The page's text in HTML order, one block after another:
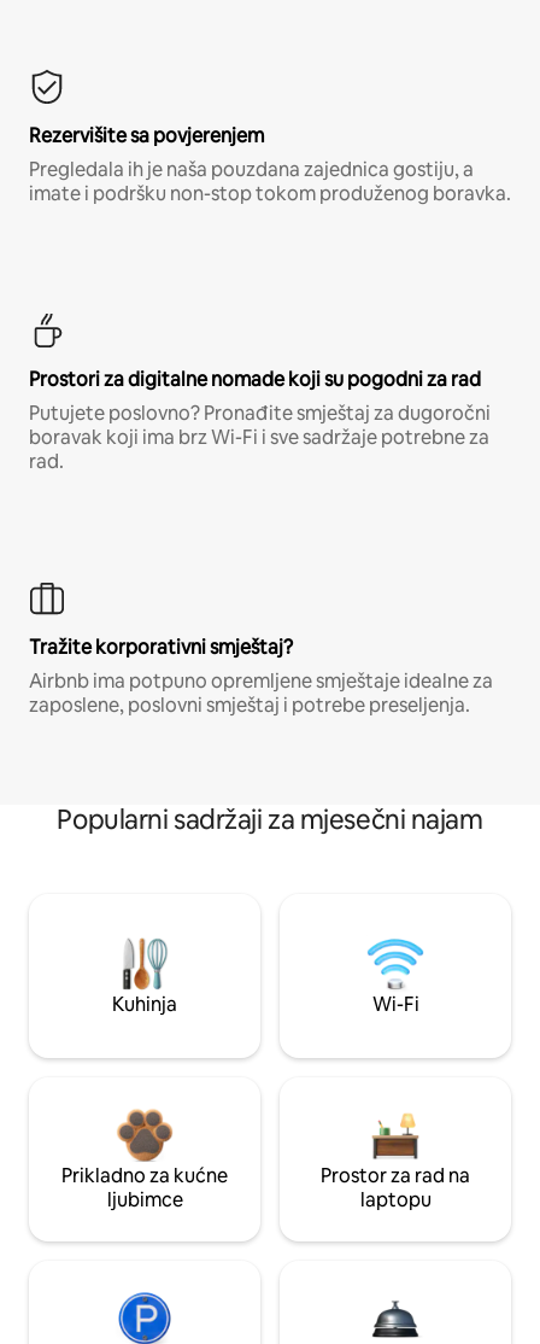
Rezervišite sa povjerenjem
Pregledala ih je naša pouzdana zajednica gostiju, a
imate i podršku non-stop tokom produženog boravka.
Prostori za digitalne nomade koji su pogodni za rad
Putujete poslovno? Pronađite smještaj za dugoročni
boravak koji ima brz Wi-Fi i sve sadržaje potrebne za
rad.
Tražite korporativni smještaj?
Airbnb ima potpuno opremljene smještaje idealne za
zaposlene, poslovni smještaj i potrebe preseljenja.
Popularni sadržaji za mjesečni najam
Kuhinja Wi-Fi
Prikladno za kućne
ljubimce
Prostor za rad na
laptopu